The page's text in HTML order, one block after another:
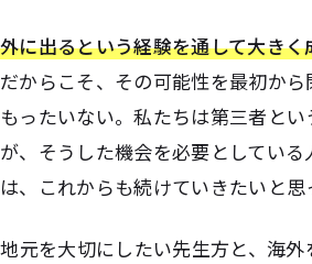
外に出るという経験を通して大き
だからこそ、その可能性を最初か
もったいない。私たちは第三者と
が、そうした機会を必要としてい
は、これからも続けていきたいと思
――地元を大切にしたい先生方と、海